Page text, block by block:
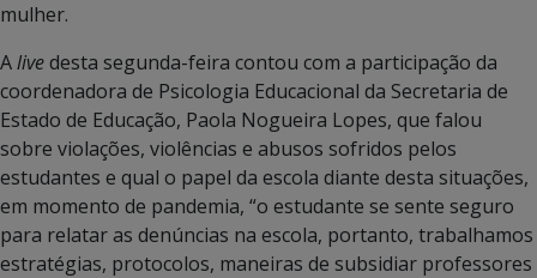
mulher.
Alivedesta segunda-feira contou com a participação da
coordenadora de Psicologia Educacional da Secretaria de
Estado de Educação, Paola Nogueira Lopes, que falou
sobre violações, violências e abusos sofridos pelos
estudantes e qual o papel da escola diante desta situações,
em momento de pandemia, “o estudante se sente seguro
para relatar as denúncias na escola, portanto, trabalhamos
estratégias, protocolos, maneiras de subsidiar professores